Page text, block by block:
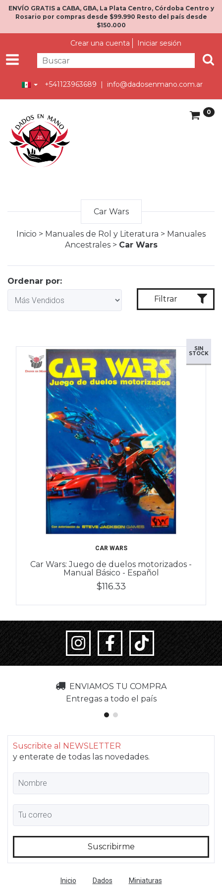
ENVÍO GRATIS a CABA, GBA, La Plata Centro, Córdoba Centro y
Rosario por compras desde $99.990 Resto del país desde
$150.000
Crear una cuenta Iniciar sesión
+541123963689 | info@dadosenmano.com.ar
0
Car Wars
Inicio > Manuales de Rol y Literatura > Manuales
Ancestrales > Car Wars
Ordenar por:
Filtrar
SIN
STOCK
CAR WARS
Car Wars: Juego de duelos motorizados -
Manual Básico - Español
$116.33
ENVIAMOS TU COMPRA
Entregas a todo el país
Suscribite al NEWSLETTER
y enterate de todas las novedades.
Inicio Dados Miniaturas